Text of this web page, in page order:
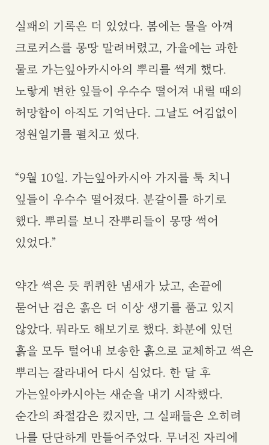
실패의 기록은 더 있었다. 봄에는 물을 아껴
크로커스를 몽땅 말려버렸고, 가을에는 과한
물로 가는잎아카시아의 뿌리를 썩게 했다.
노랗게 변한 잎들이 우수수 떨어져 내릴 때의
허망함이 아직도 기억난다. 그날도 어김없이
정원일기를 펼치고 썼다.
“9월 10일. 가는잎아카시아 가지를 툭 치니
잎들이 우수수 떨어졌다. 분갈이를 하기로
했다. 뿌리를 보니 잔뿌리들이 몽땅 썩어
있었다.”
약간 썩은 듯 퀴퀴한 냄새가 났고, 손끝에
묻어난 검은 흙은 더 이상 생기를 품고 있지
않았다. 뭐라도 해보기로 했다. 화분에 있던
흙을 모두 털어내 보송한 흙으로 교체하고 썩은
뿌리는 잘라내어 다시 심었다. 한 달 후
가는잎아카시아는 새순을 내기 시작했다.
순간의 좌절감은 컸지만, 그 실패들은 오히려
나를 단단하게 만들어주었다. 무너진 자리에